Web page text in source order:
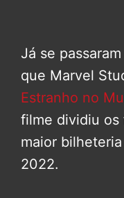
Já se
que Marvel
Estranho no
filme dividiu os
maior
2022.